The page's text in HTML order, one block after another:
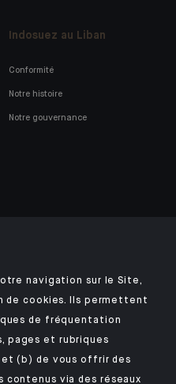
Indosuez au Liban
Conformité
Notre histoire
Notre gouvernance
navigation sur le Site,
de cookies. Ils permettent
de fréquentation
pages et rubriques
(b) de vous offrir des
contenus via des réseaux